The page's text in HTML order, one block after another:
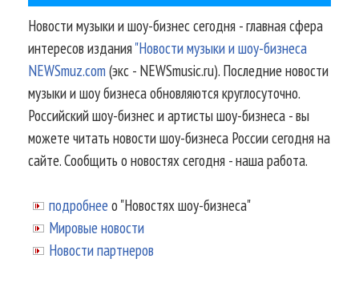
Новости музыки и шоу-бизнес сегодня - главная сфера
интересов издания"Новости музыки и шоу-бизнеса
NEWSmuz.com(экс - NEWSmusic.ru). Последние новости
музыки и шоу бизнеса обновляются круглосуточно.
Российский шоу-бизнес и артисты шоу-бизнеса - вы
можете читать новости шоу-бизнеса России сегодня на
сайте. Сообщить о новостях сегодня - наша работа.
подробнее о "Новостях шоу-бизнеса"
Мировые новости
Новости партнеров